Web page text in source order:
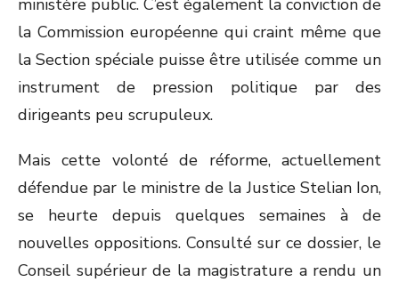
ministère public. C’est également la conviction de
la Commission européenne qui craint même que
la Section spéciale puisse être utilisée comme un
instrument de pression politique par des
dirigeants peu scrupuleux.
Mais cette volonté de réforme, actuellement
défendue par le ministre de la Justice Stelian Ion,
se heurte depuis quelques semaines à de
nouvelles oppositions. Consulté sur ce dossier, le
Conseil supérieur de la magistrature a rendu un